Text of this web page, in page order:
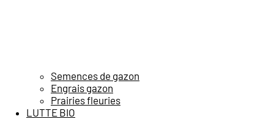
Semences de gazon
Engrais gazon
Prairies fleuries
LUTTE BIO